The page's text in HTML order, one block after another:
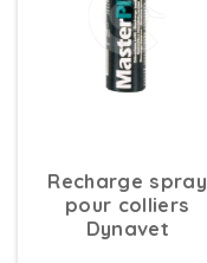
Recharge spray
pour colliers
Dynavet